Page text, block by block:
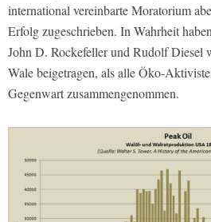
international vereinbarte Moratorium
Erfolg zugeschrieben. In Wahrheit
John D. Rockefeller und Rudolf Diesel
Wale beigetragen, als alle Öko-
Gegenwart zusammengenommen.